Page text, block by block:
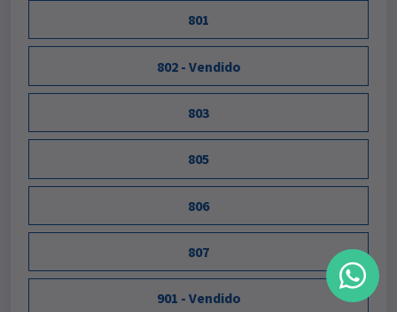
801
802 - Vendido
803
805
806
807
901 - Vendido